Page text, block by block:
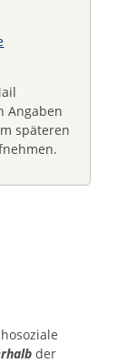
Angaben
späteren
der